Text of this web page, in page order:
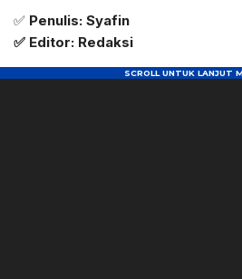
✅ Penulis: Syafin
✅ Editor: Redaksi